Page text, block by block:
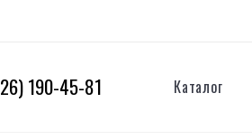
190-45-81 Каталог